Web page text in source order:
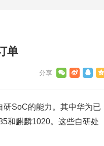
单
SoC的能力。其中华为已
和麒麟1020。这些自研处